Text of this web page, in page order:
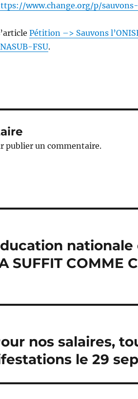
www.change.org/p/
Pétition –> Sauvons
FSU.
publier un commentaire.
SUFFIT COMME
nos salaires,
le 29